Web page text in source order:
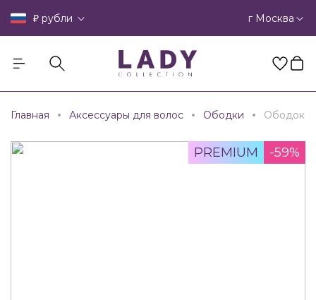
₽ рубли г Москва
Главная Аксессуары для волос Ободки Ободок
-59%
PREMIUM